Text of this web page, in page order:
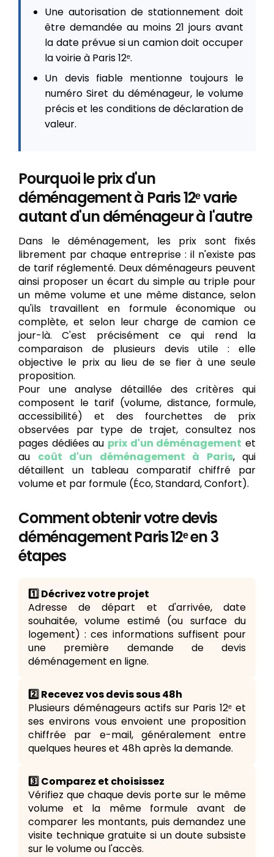
Une autorisation de stationnement doit
être demandée au moins 21 jours avant
la date prévue si un camion doit occuper
la voirie à Paris 12ᵉ.
Un devis fiable mentionne toujours le
numéro Siret du déménageur, le volume
précis et les conditions de déclaration de
valeur.
Pourquoi le prix d'un
déménagement à Paris 12ᵉ varie
autant d'un déménageur à l'autre
Dans le déménagement, les prix sont fixés
librement par chaque entreprise : il n'existe pas
de tarif réglementé. Deux déménageurs peuvent
ainsi proposer un écart du simple au triple pour
un même volume et une même distance, selon
qu'ils travaillent en formule économique ou
complète, et selon leur charge de camion ce
jour-là. C'est précisément ce qui rend la
comparaison de plusieurs devis utile : elle
objective le prix au lieu de se fier à une seule
proposition.
Pour une analyse détaillée des critères qui
composent le tarif (volume, distance, formule,
accessibilité) et des fourchettes de prix
observées par type de trajet, consultez nos
pages dédiées au prix d'un déménagement et
au coût d'un déménagement à Paris, qui
détaillent un tableau comparatif chiffré par
volume et par formule (Éco, Standard, Confort).
Comment obtenir votre devis
déménagement Paris 12ᵉ en 3
étapes
1️⃣ Décrivez votre projet
Adresse de départ et d'arrivée, date
souhaitée, volume estimé (ou surface du
logement) : ces informations suffisent pour
une première demande de devis
déménagement en ligne.
2️⃣ Recevez vos devis sous 48h
Plusieurs déménageurs actifs sur Paris 12ᵉ et
ses environs vous envoient une proposition
chiffrée par e-mail, généralement entre
quelques heures et 48h après la demande.
3️⃣ Comparez et choisissez
Vérifiez que chaque devis porte sur le même
volume et la même formule avant de
comparer les montants, puis demandez une
visite technique gratuite si un doute subsiste
sur le volume ou l'accès.